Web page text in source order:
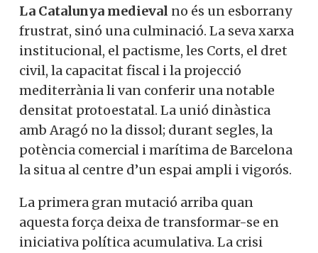
La Catalunya medieval no és un esborrany
frustrat, sinó una culminació. La seva xarxa
institucional, el pactisme, les Corts, el dret
civil, la capacitat fiscal i la projecció
mediterrània li van conferir una notable
densitat protoestatal. La unió dinàstica
amb Aragó no la dissol; durant segles, la
potència comercial i marítima de Barcelona
la situa al centre d’un espai ampli i vigorós.
La primera gran mutació arriba quan
aquesta força deixa de transformar-se en
iniciativa política acumulativa. La crisi